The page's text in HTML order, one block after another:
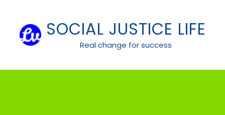
content
SOCIAL JUSTICE LIFE
Real change for success